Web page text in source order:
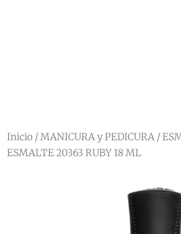
Inicio /MANICURA y PEDICURA /
ESMALTE 20363 RUBY 18 ML